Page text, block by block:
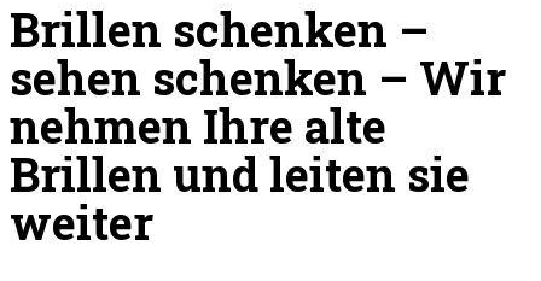
Brillen schenken –
sehen schenken – Wir
nehmen Ihre alte
Brillen und leiten sie
weiter